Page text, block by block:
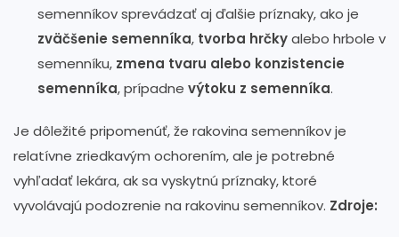
semenníkov sprevádzať aj ďalšie príznaky, ako je
zväčšenie semenníka, tvorba hrčkyalebo hrbole v
semenníku, zmena tvaru alebo konzistencie
semenníka, prípadne výtoku z semenníka.
Je dôležité pripomenúť, že rakovina semenníkov je
relatívne zriedkavým ochorením, ale je potrebné
vyhľadať lekára, ak sa vyskytnú príznaky, ktoré
vyvolávajú podozrenie na rakovinu semenníkov. Zdroje: